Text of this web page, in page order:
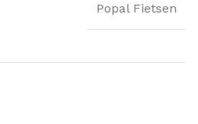
Popal Fietsen